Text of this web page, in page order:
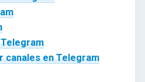
canales en Telegram